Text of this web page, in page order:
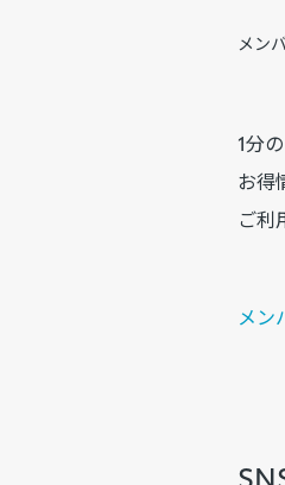
メン
1分
お得
ご利
メン